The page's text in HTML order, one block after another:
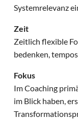
Systemrelevanz
Zeit
Zeitlich flexible
bedenken,
Fokus
Im Coaching
im Blick haben,